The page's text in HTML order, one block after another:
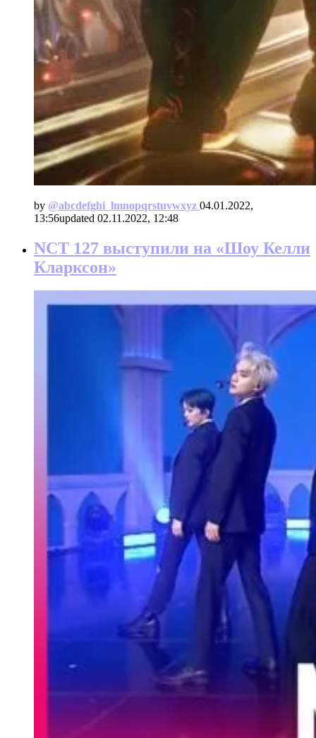
by @аbcdefghi_lmnopqrstuvwxyz 04.01.2022,
13:56updated 02.11.2022, 12:48
NCT 127 выступили на «Шоу Келли
Кларксон»